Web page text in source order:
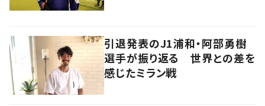
引退発表のJ1浦和・阿部勇樹
選手が振り返る 世界との差を
感じたミラン戦